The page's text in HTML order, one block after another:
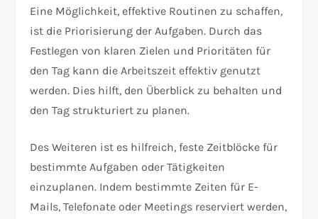
Eine Möglichkeit, effektive Routinen zu schaffen,
ist die Priorisierung der Aufgaben. Durch das
Festlegen von klaren Zielen und Prioritäten für
den Tag kann die Arbeitszeit effektiv genutzt
werden. Dies hilft, den Überblick zu behalten und
den Tag strukturiert zu planen.
Des Weiteren ist es hilfreich, feste Zeitblöcke für
bestimmte Aufgaben oder Tätigkeiten
einzuplanen. Indem bestimmte Zeiten für E-
Mails, Telefonate oder Meetings reserviert werden,